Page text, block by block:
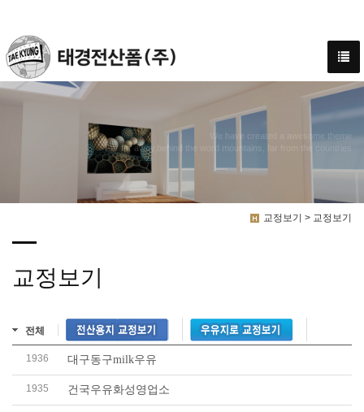
We have created a awesome theme
Far far away,behind the word mountains, far from the countries
교정보기 > 교정보기
교정보기
전체
1936 대구동구milk우유
1935 건국우유화성영업소